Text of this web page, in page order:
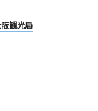
観光局